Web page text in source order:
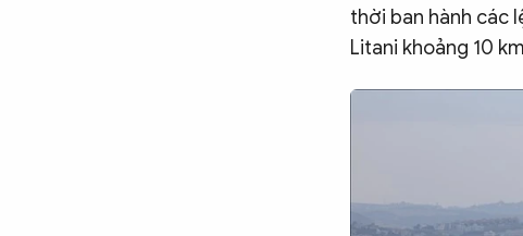
thời ban hành các
Litani khoảng 10